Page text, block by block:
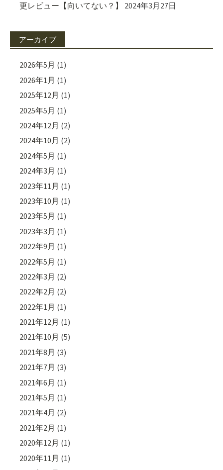
更レビュー【向いてない？】
2024年3月27日
アーカイブ
2026年5月 (1)
2026年1月 (1)
2025年12月 (1)
2025年5月 (1)
2024年12月 (2)
2024年10月 (2)
2024年5月 (1)
2024年3月 (1)
2023年11月 (1)
2023年10月 (1)
2023年5月 (1)
2023年3月 (1)
2022年9月 (1)
2022年5月 (1)
2022年3月 (2)
2022年2月 (2)
2022年1月 (1)
2021年12月 (1)
2021年10月 (5)
2021年8月 (3)
2021年7月 (3)
2021年6月 (1)
2021年5月 (1)
2021年4月 (2)
2021年2月 (1)
2020年12月 (1)
2020年11月 (1)